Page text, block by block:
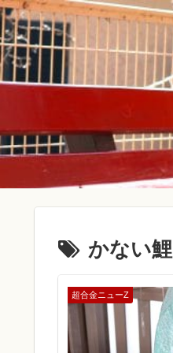
かない鯉
超合金ニューZ